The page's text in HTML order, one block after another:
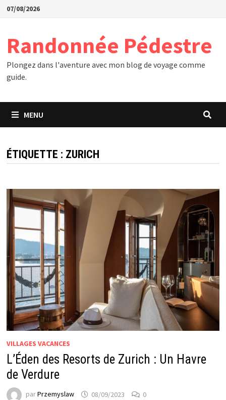
Passer
07/08/2026
Randonnée Pédestre
Plongez dans l'aventure avec mon blog de voyage comme
guide.
MENU
ÉTIQUETTE : ZURICH
VILLAGES VACANCES
L’Éden des Resorts de Zurich : Un Havre
de Verdure
parPrzemyslaw 08/09/2023 0